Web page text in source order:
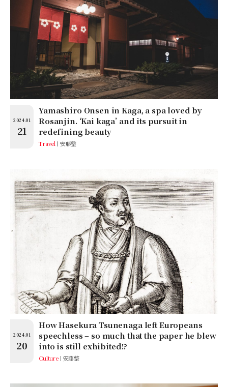
2024.01
21
Yamashiro Onsen in Kaga, a spa loved by
Rosanjin. ‘Kai kaga’ and its pursuit in
redefining beauty
Travel 安藤整
2024.01
20
How Hasekura Tsunenaga left Europeans
speechless – so much that the paper he blew
into is still exhibited!?
Culture 安藤整